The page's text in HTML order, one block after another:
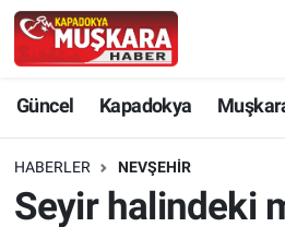
Güncel Kapadokya
HABERLER NEVŞEHIR
Seyir halindeki
Güncel
SEÇİM
Nevşehir Hava Durumu
Nevşehir Trafik Yoğunluk